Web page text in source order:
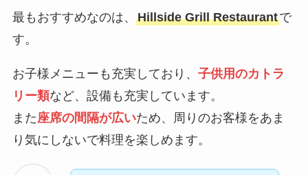
最もおすすめなのは、 Hillside Grill Restaurantで
す。
お子様メニューも充実しており、 子供用のカトラ
リー類など、設備も充実しています。
また 座席の間隔が広いため、周りのお客様をあま
り気にしないで料理を楽しめます。